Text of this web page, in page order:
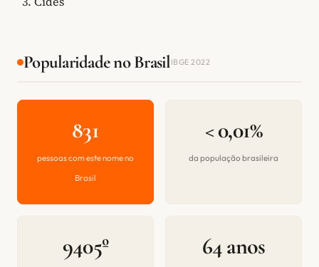
Popularidade no BrasilIBGE 2022
831
pessoas com este nome no
Brasil
< 0,01%
da população brasileira
9405º 64 anos